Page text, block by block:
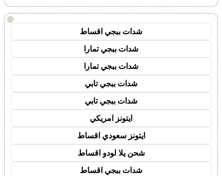
!
شدات ببجي اقساط
شدات ببجي تمارا
شدات ببجي تمارا
شدات ببجي تابي
شدات ببجي تابي
ايتونز امريكي
ايتونز سعودي اقساط
شحن يلا لودو اقساط
شدات ببجي اقساط